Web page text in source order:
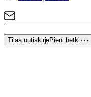
Tilaa uutiskirjePieni hetki